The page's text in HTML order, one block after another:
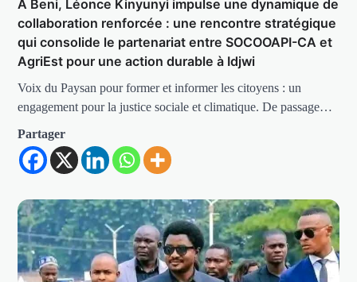
À Beni, Léonce Kinyunyi impulse une dynamique de
collaboration renforcée : une rencontre stratégique
qui consolide le partenariat entre SOCOOAPI-CA et
AgriEst pour une action durable à Idjwi
Voix du Paysan pour former et informer les citoyens : un
engagement pour la justice sociale et climatique. De passage…
Partager